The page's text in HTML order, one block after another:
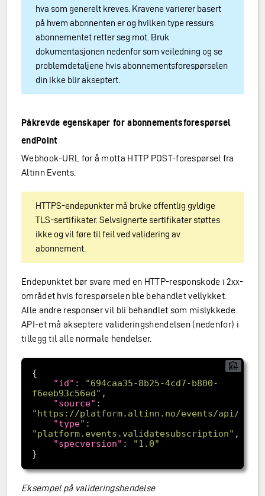
hva som generelt kreves. Kravene varierer basert
på hvem abonnenten er og hvilken type ressurs
abonnementet retter seg mot. Bruk
dokumentasjonen nedenfor som veiledning og se
problemdetaljene hvis abonnementsforespørselen
din ikke blir akseptert.
Påkrevde egenskaper for abonnementsforespørsel
endPoint
Webhook-URL for å motta HTTP POST-forespørsel fra
Altinn Events.
HTTPS-endepunkter må bruke offentlig gyldige
TLS-sertifikater. Selvsignerte sertifikater støttes
ikke og vil føre til feil ved validering av
abonnement.
Endepunktet bør svare med en HTTP-responskode i 2xx-
området hvis forespørselen ble behandlet vellykket.
Alle andre responser vil bli behandlet som mislykkede.
API-et må akseptere valideringshendelsen (nedenfor) i
tillegg til alle normale hendelser.
"id" :
"694caa35-8b25-4cd7-b800-
f6eeb93c56ed"
"source"
"https://platform.altinn.no/events/api/v1/
"type"
"platform.events.validatesubscription"
"specversion" :
"1.0"
Eksempel på valideringshendelse